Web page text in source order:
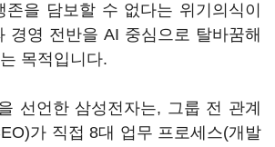
을 담보할 수 없다는 위기의식이
경영 전반을 AI 중심으로 탈바꿈해
목적입니다.
선언한 삼성전자는, 그룹 전 관계
가 직접8대 업무 프로세스(개발